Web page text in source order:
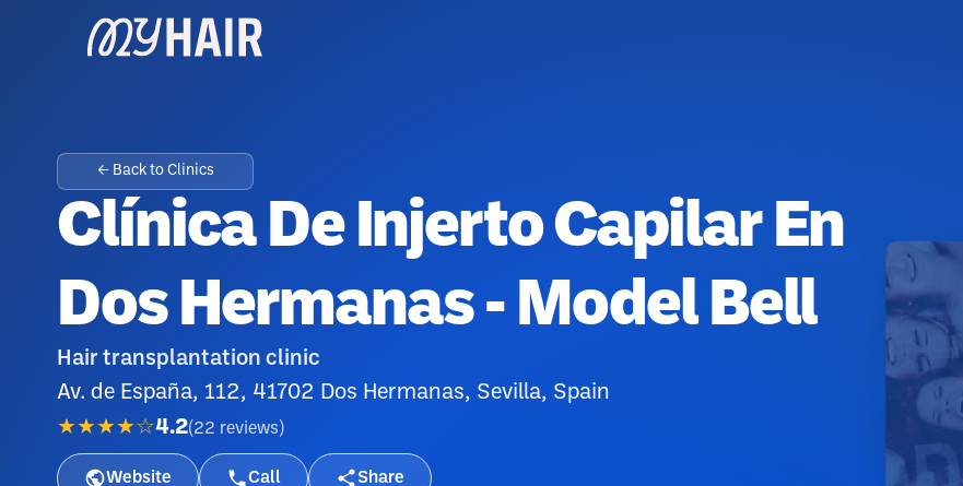
← Back to Clinics
Clínica De Injerto Capilar En
Dos Hermanas - Model Bell
Hair transplantation clinic
Av. de España, 112, 41702 Dos Hermanas, Sevilla, Spain
★★★★☆4.2(22 reviews )
Website Call Share